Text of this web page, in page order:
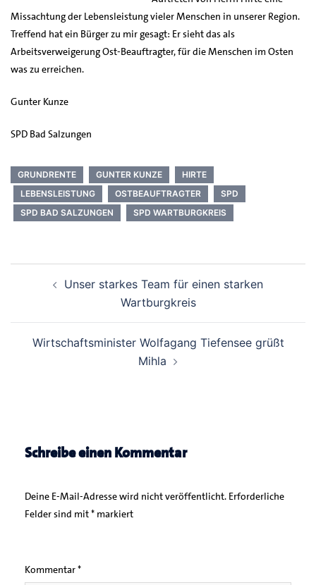
Missachtung der Lebensleistung vieler Menschen in unserer Region.
Treffend hat ein Bürger zu mir gesagt: Er sieht das als
Arbeitsverweigerung Ost-Beauftragter, für die Menschen im Osten
was zu erreichen.
Gunter Kunze
SPD Bad Salzungen
GRUNDRENTE GUNTER KUNZE
HIRTE
LEBENSLEISTUNG
OSTBEAUFTRAGTER
SPD
SPD BAD SALZUNGEN
SPD WARTBURGKREIS
NavigationUnser starkes Team für einen starken
Wartburgkreis
Wirtschaftsminister Wolfagang Tiefensee grüßt
Mihla
Schreibe einen Kommentar
Deine E-Mail-Adresse wird nicht veröffentlicht. Erforderliche
Felder sind mit* markiert
Kommentar*